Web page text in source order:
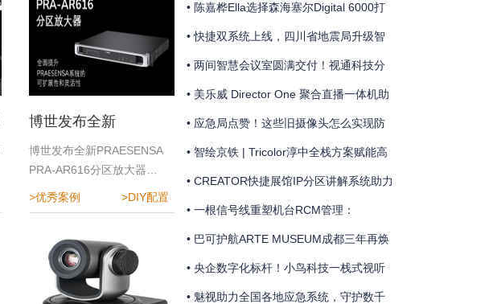
博世发布全新
PRAESENSA PRA-
AR616分区放大器 | 灵
活扩展，高效匹配项目
博世发布全新PRAESENSA
PRA-AR616分区放大器…
>优秀案例 >DIY配置
打造新“鲜”视界
• 陈嘉桦Ella选择森海塞尔Digital 6000打
造震撼动人的青春狂欢
• 快捷双系统上线，四川省地震局升级智
慧应急体系
• 两间智慧会议室圆满交付！视通科技分
布式系统助力中建大厦构建智慧办公新生
态
• 美乐威 Director One 聚合直播一体机助
力 “Step One Sports” 圆满完成“第二十七
届上海极限飞盘公开赛”赛事直播
• 应急局点赞！这些旧摄像头怎么实现防
险除患？
• 智绘京铁 | Tricolor淳中全栈方案赋能高
铁工务数智化升级
• CREATOR快捷展馆IP分区讲解系统助力
金山岭长城国歌主题馆
• 一根信号线重塑机台RCM管理：
MediaComm美凯开启车企晶圆厂智能制
造新范式
• 巴可护航ARTE MUSEUM成都三年再焕
新
• 央企数字化标杆！小鸟科技一栈式视听
方案赋能融通集团智慧指挥驾驶舱
• 魅视助力全国各地应急系统，守护数千